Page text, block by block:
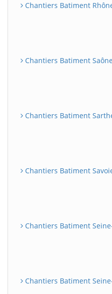
Chantiers Batiment
Chantiers Batiment
Chantiers Batiment
Chantiers Batiment
Chantiers Batiment
Chantiers Batiment